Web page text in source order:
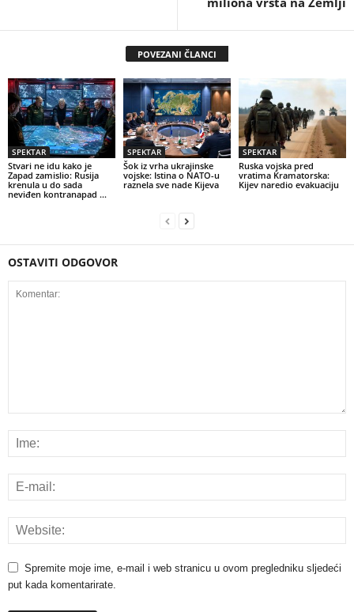
POVEZANI ČLANCI
SPEKTAR
Stvari ne idu kako je
Zapad zamislio: Rusija
krenula u do sada
neviđen kontranapad …
SPEKTAR
Šok iz vrha ukrajinske
vojske: Istina o NATO-u
raznela sve nade Kijeva
SPEKTAR
Ruska vojska pred
vratima Kramatorska:
Kijev naredio evakuaciju
OSTAVITI ODGOVOR
Spremite moje ime, e-mail i web stranicu u ovom pregledniku sljedeći
put kada komentarirate.